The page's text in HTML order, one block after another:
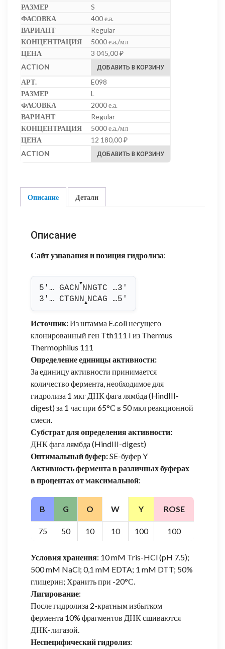
S
400 е.а.
Regular
5000 е.а./мл
3 045,00₽
ДОБАВИТЬ В КОРЗИНУ
E098
L
2000 е.а.
Regular
5000 е.а./мл
12 180,00₽
ДОБАВИТЬ В КОРЗИНУ
Описание Детали
Описание
Сайт узнавания и позиция гидролиза:
5'… GACN
▼
NNGTC …3'
3'… CTGNN▲NCAG …5'
Источник:Из штамма E.coli несущего
клонированный ген Tth111 I из Thermus
Thermophilus 111
Определение единицы активности:
За единицу активности принимается
количество фермента, необходимое для
гидролиза 1 мкг ДНК фага лямбда (HindIII-
digest) за 1 час при 65°С в 50 мкл реакционной
смеси.
Субстрат для определения активности:
ДНК фага лямбда (HindIII-digest)
Оптимальный буфер:SE-буфер Y
Активность фермента в различных буферах
в процентах от максимальной:
B G O W Y ROSE
75 50 10 10 100 100
Условия хранения: 10 mM Tris-HCl (pH 7.5);
500 mM NaCl; 0,1 mM EDTA; 1 mM DTT; 50%
глицерин; Хранить при -20°С.
Лигирование:
После гидролиза 2-кратным избытком
фермента 10% фрагментов ДНК сшиваются
ДНК-лигазой.
Неспецифический гидролиз: